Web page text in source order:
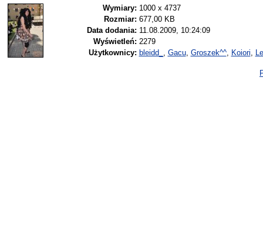
Wymiary: 1000 x 4737
Rozmiar: 677,00 KB
Data dodania: 11.08.2009, 10:24:09
Wyświetleń: 2279
Użytkownicy: bleidd_ Gacu, Groszek^^, Koiori